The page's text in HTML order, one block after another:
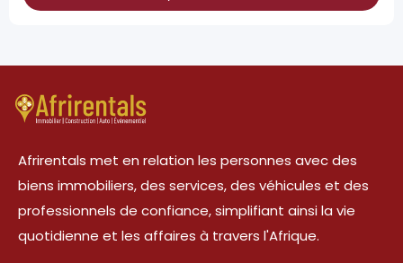
Afrirentals met en relation les personnes avec des
biens immobiliers, des services, des véhicules et des
professionnels de confiance, simplifiant ainsi la vie
quotidienne et les affaires à travers l'Afrique.